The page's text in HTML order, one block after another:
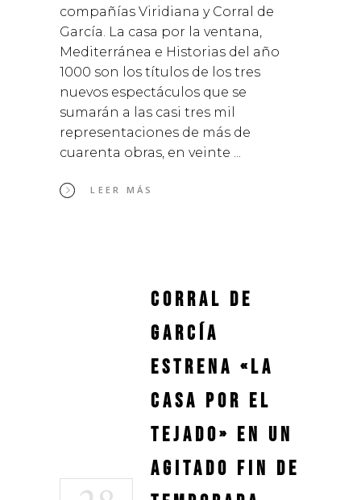
compañías Viridiana y Corral de
García. La casa por la ventana,
Mediterránea e Historias del año
1000 son los títulos de los tres
nuevos espectáculos que se
sumarán a las casi tres mil
representaciones de más de
cuarenta obras, en veinte
LEER MÁS
Corral de
García
estrena «La
casa por el
tejado» en un
agitado fin de